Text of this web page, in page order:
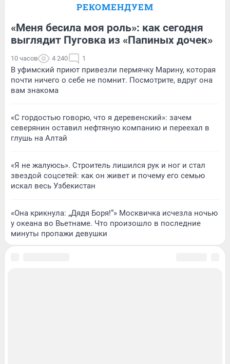
РЕКОМЕНДУЕМ
«Меня бесила моя роль»: как сегодня
выглядит Пуговка из «Папиных дочек»
10 часов 4 240 1
В уфимский приют привезли пермячку Марину, которая
почти ничего о себе не помнит. Посмотрите, вдруг она
вам знакома
«С гордостью говорю, что я деревенский»: зачем
северянин оставил нефтяную компанию и переехал в
глушь на Алтай
«Я не жалуюсь». Строитель лишился рук и ног и стал
звездой соцсетей: как он живет и почему его семью
искал весь Узбекистан
«Она крикнула: „Дядя Боря!“» Москвичка исчезла ночью
у океана во Вьетнаме. Что произошло в последние
минуты пропажи девушки